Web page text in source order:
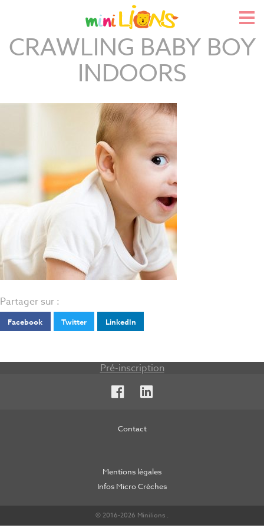
CRAWLING BABY BOY
INDOORS
Partager sur :
Facebook Twitter LinkedIn
Pré-inscription
Facebook
Contact
Mentions légales
Infos Micro Crèches
© 2016-2026 Minilions .